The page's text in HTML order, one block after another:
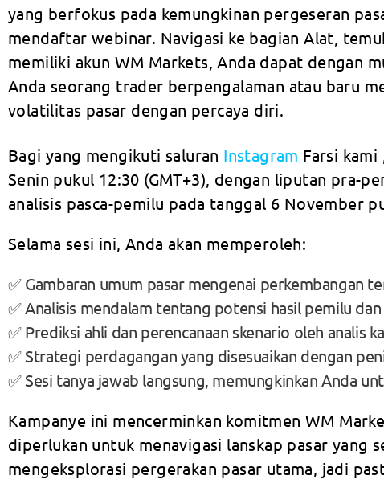
yang berfokus pada kemungkinan pergeseran
mendaftar webinar. Navigasi ke bagian Alat,
memiliki akun WM Markets, Anda dapat dengan
Anda seorang trader berpengalaman atau baru
volatilitas pasar dengan percaya diri.
Bagi yang mengikuti saluran Instagram Farsi
Senin pukul 12:30 (GMT+3), dengan liputan pra-
analisis pasca-pemilu pada tanggal 6 November
Selama sesi ini, Anda akan memperoleh:
✅ Gambaran umum pasar mengenai perkembangan
✅ Analisis mendalam tentang potensi hasil pemilu
✅ Prediksi ahli dan perencanaan skenario oleh analis
✅ Strategi perdagangan yang disesuaikan dengan
✅ Sesi tanya jawab langsung, memungkinkan Anda
Kampanye ini mencerminkan komitmen WM
diperlukan untuk menavigasi lanskap pasar yang
mengeksplorasi pergerakan pasar utama, jadi